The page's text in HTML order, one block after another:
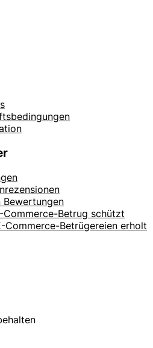
Bewertungen
Commerce-Betrug schützt
Commerce-Betrügereien erholt